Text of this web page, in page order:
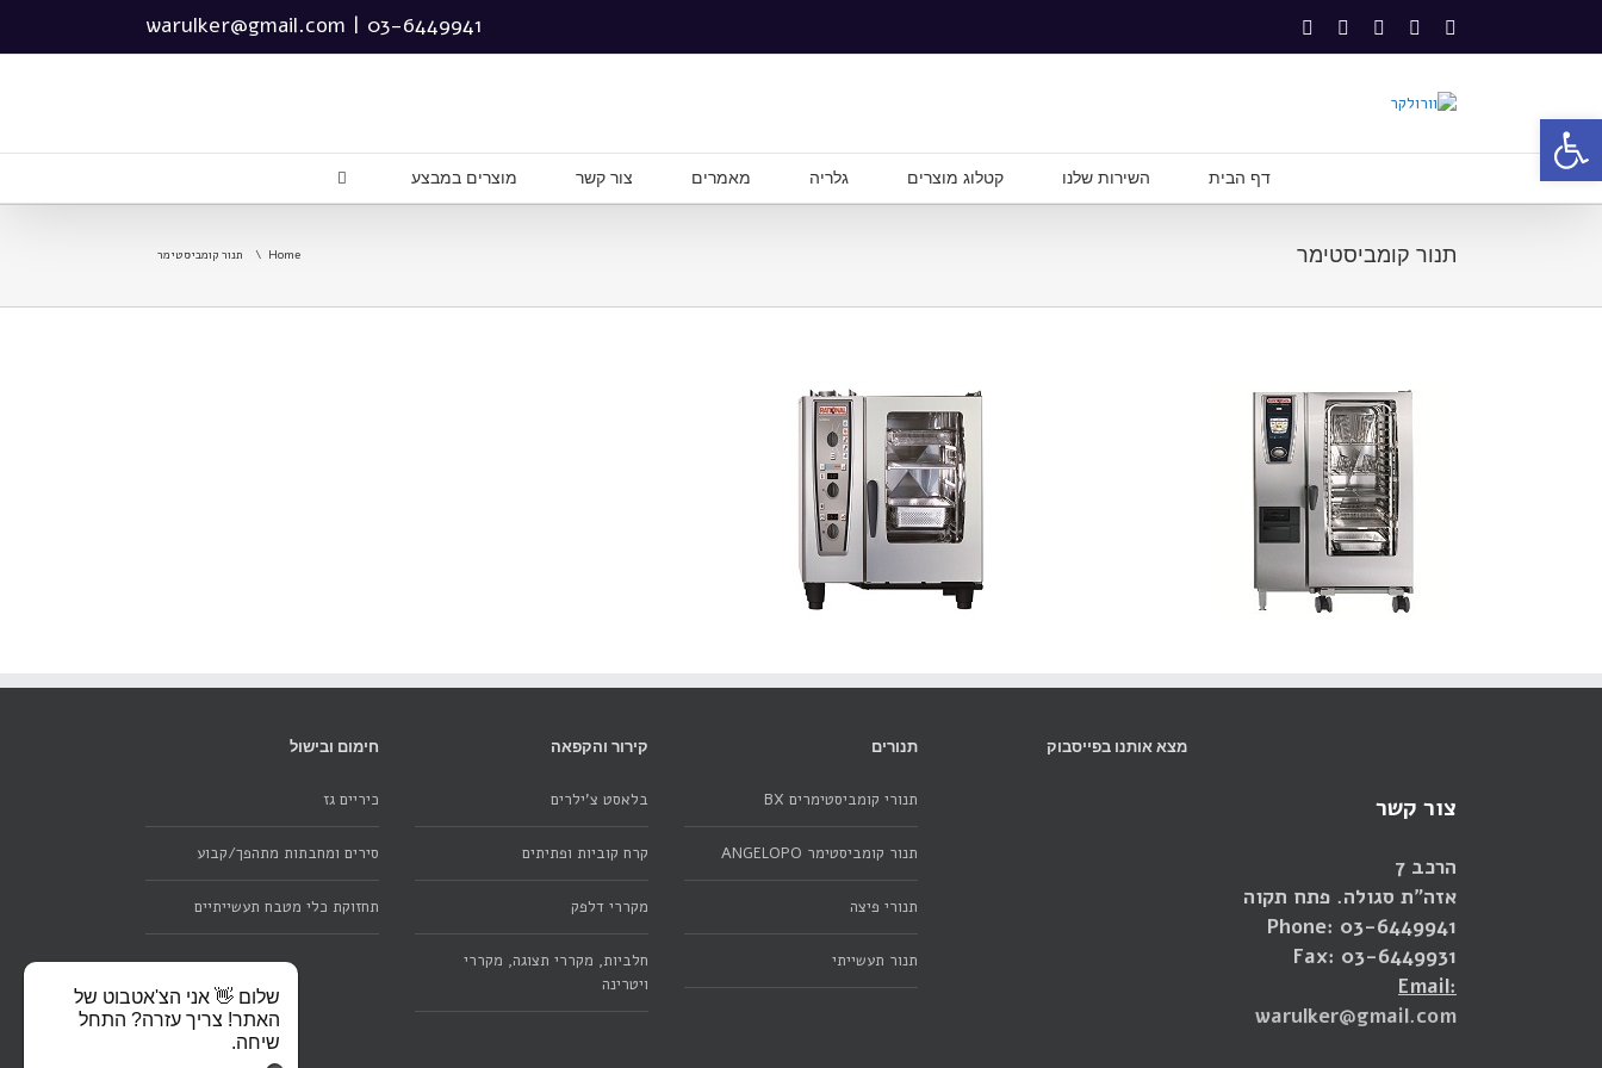
פתח סרגל נגישות
03-6449941
|
warulker@gmail.com
דף הבית השירות שלנו קטלוג מוצרים גלריה מאמרים צור קשר מוצרים במבצע
תנור קומביסטימר Home תנור קומביסטימר
קומביסטימר חשמלי 20 תבניות SCCWE חשמל
צור קשר
הרכב 7
אזה"ת סגולה. פתח תקוה
Phone: 03-6449941
Fax: 03-6449931
Email:
warulker@gmail.com
מצא אותנו בפייסבוק תנורים
תנורי קומביסטימרים BX
תנור קומביסטימר ANGELOPO
תנורי פיצה
תנור תעשייתי
קירור והקפאה
בלאסט צ'ילרים
קרח קוביות ופתיתים
מקררי דלפק
חלביות, מקררי תצוגה, מקררי
ויטרינה
חימום ובישול
כיריים גז
סירים ומחבתות מתהפך/קבוע
תחזוקת כלי מטבח תעשייתיים
שלום 👋 אני הצ'אטבוט של
האתר! צריך עזרה? התחל
שיחה.